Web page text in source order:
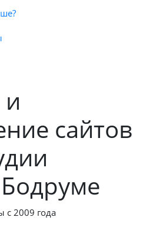
сайтов
Бодруме
с 2009 года